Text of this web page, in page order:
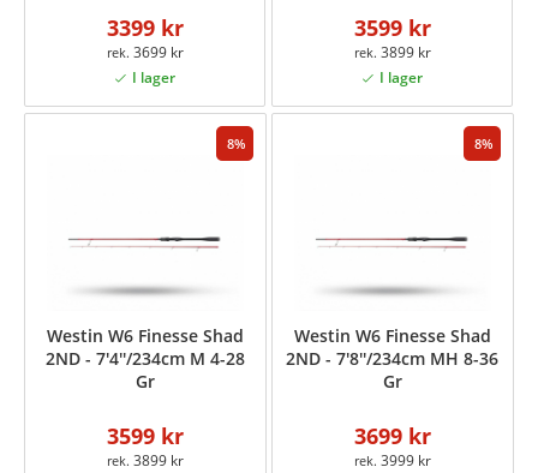
3399 kr
3699 kr
3599 kr
3899 kr
8
Westin W6 Finesse Shad
2ND - 7'4''/234cm M 4-28
Gr
3599 kr
3899 kr
8
Westin W6 Finesse Shad
2ND - 7'8''/234cm MH 8-36
Gr
3699 kr
3999 kr